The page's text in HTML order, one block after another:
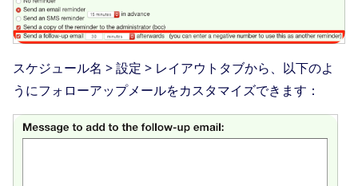
スケジュール名 > 設定 > レイアウトタブから、以下のよ
うにフォローアップメールをカスタマイズできます：